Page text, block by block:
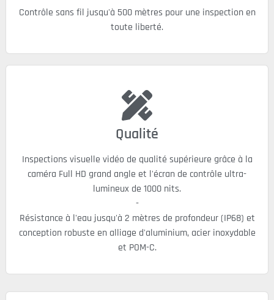
Contrôle sans fil jusqu'à 500 mètres pour une inspection en
toute liberté.
Qualité
Inspections visuelle vidéo de qualité supérieure grâce à la
caméra Full HD grand angle et l'écran de contrôle ultra-
lumineux de 1000 nits.
-
Résistance à l'eau jusqu'à 2 mètres de profondeur (IP68) et
conception robuste en alliage d'aluminium, acier inoxydable
et POM-C.